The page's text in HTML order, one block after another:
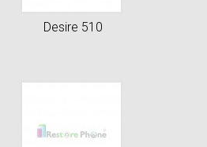
Desire 510